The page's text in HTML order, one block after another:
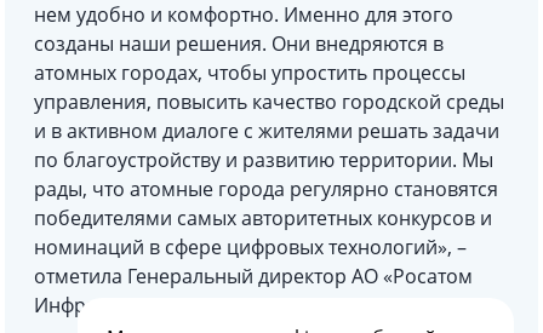
нем удобно и комфортно. Именно для этого
созданы наши решения. Они внедряются в
атомных городах, чтобы упростить процессы
управления, повысить качество городской среды
и в активном диалоге с жителями решать задачи
по благоустройству и развитию территории. Мы
рады, что атомные города регулярно становятся
победителями самых авторитетных конкурсов и
номинаций в сфере цифровых технологий», –
отметила Генеральный директор АО «Росатом
Инфраструктурные решения»